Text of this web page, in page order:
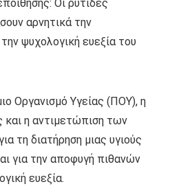
Οι ρυτίδες
αρνητικά την
ψυχολογική ευεξία του
Οργανισμό Υγείας (ΠΟΥ), η
και η αντιμετώπιση των
τη διατήρηση μιας υγιούς
για την αποφυγή πιθανών
ευεξία.